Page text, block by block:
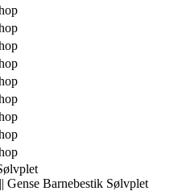
Gense Barnebestik Sølvplet